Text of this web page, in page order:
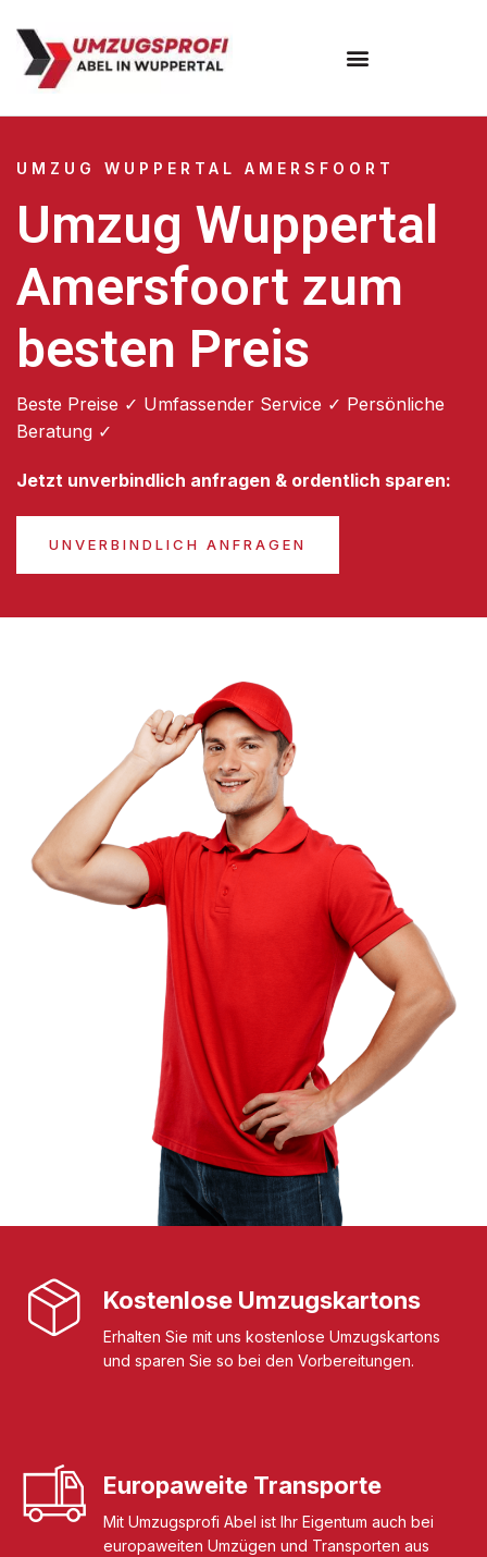
UMZUG WUPPERTAL AMERSFOORT
Umzug Wuppertal
Amersfoort zum
besten Preis
Beste Preise ✓ Umfassender Service ✓ Persönliche
Beratung ✓
Jetzt unverbindlich anfragen & ordentlich sparen:
UNVERBINDLICH ANFRAGEN
Kostenlose Umzugskartons
Erhalten Sie mit uns kostenlose Umzugskartons
und sparen Sie so bei den Vorbereitungen.
Europaweite Transporte
Mit Umzugsprofi Abel ist Ihr Eigentum auch bei
europaweiten Umzügen und Transporten aus